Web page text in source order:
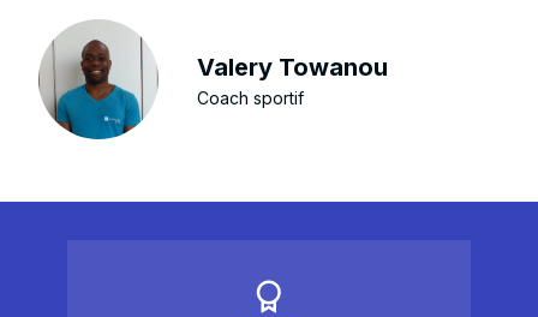
Valery Towanou
Coach sportif